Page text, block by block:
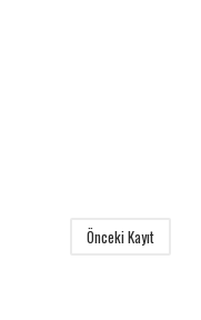
Önceki Kayıt